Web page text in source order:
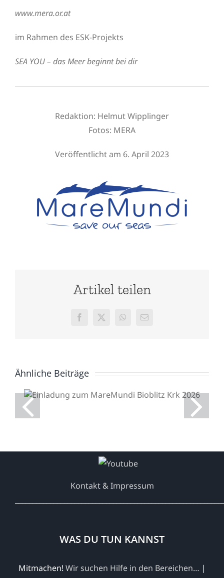
www.mera.or.at
im Rahmen des ESK-Projekts
SEA YOU – das Meer beginnt bei dir
Redaktion: Helmut Wipplinger
Fotos: MERA
Veröffentlicht am 6. April 2023
Artikel teilen
Facebook
X WhatsApp
E-
Ähnliche BeiträgeEinladung zum
MareMundi Bioblitz Krk
Kontakt & Impressum
WAS DU TUN KANNST
Mitmachen! Wir suchen Hilfe in den Bereichen… |